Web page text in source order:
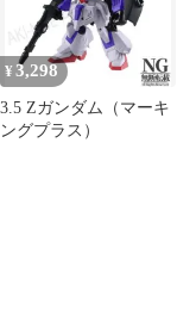
¥ 3,298
3.5 Zガンダム（マーキ
ングプラス）